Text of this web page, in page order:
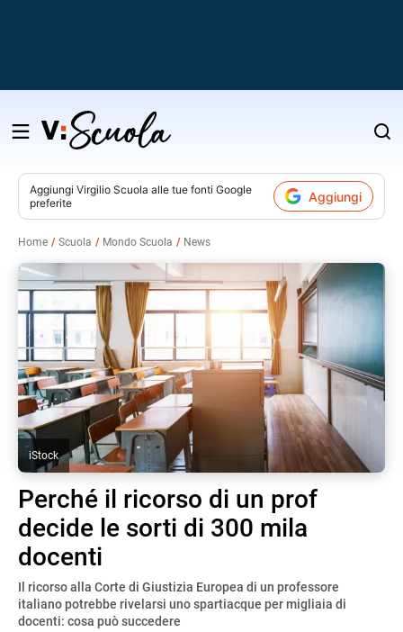
Salta
contenuto
Aggiungi Virgilio Scuola alle tue fonti Google
preferite
Aggiungi
Home Scuola Mondo Scuola News
iStock
Perché il ricorso di un prof
decide le sorti di 300 mila
docenti
Il ricorso alla Corte di Giustizia Europea di un professore
italiano potrebbe rivelarsi uno spartiacque per migliaia di
docenti: cosa può succedere